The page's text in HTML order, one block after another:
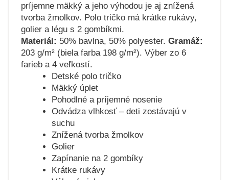
príjemne mäkký a jeho výhodou je aj znížená
tvorba žmolkov. Polo tričko má krátke rukávy,
golier a légu s 2 gombíkmi.
Materiál: 50% bavlna, 50% polyester. Gramáž:
203 g/m² (biela farba 198 g/m²). Výber zo 6
farieb a 4 veľkostí.
Detské polo tričko
Mäkký úplet
Pohodlné a príjemné nosenie
Odvádza vlhkosť – deti zostávajú v
suchu
Znížená tvorba žmolkov
Golier
Zapínanie na 2 gombíky
Krátke rukávy